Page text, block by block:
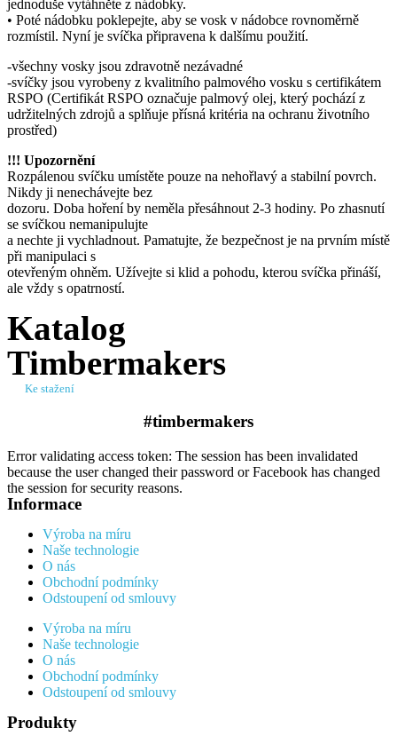
jednoduše vytáhněte z nádobky.
• Poté nádobku poklepejte, aby se vosk v nádobce rovnoměrně
rozmístil. Nyní je svíčka připravena k dalšímu použití.
-všechny vosky jsou zdravotně nezávadné
-svíčky jsou vyrobeny z kvalitního palmového vosku s certifikátem
RSPO (Certifikát RSPO označuje palmový olej, který pochází z
udržitelných zdrojů a splňuje přísná kritéria na ochranu životního
prostřed)
!!! Upozornění
Rozpálenou svíčku umístěte pouze na nehořlavý a stabilní povrch.
Nikdy ji nenechávejte bez
dozoru. Doba hoření by neměla přesáhnout 2-3 hodiny. Po zhasnutí
se svíčkou nemanipulujte
a nechte ji vychladnout. Pamatujte, že bezpečnost je na prvním místě
při manipulaci s
otevřeným ohněm. Užívejte si klid a pohodu, kterou svíčka přináší,
ale vždy s opatrností.
Katalog
Timbermakers
Ke stažení
#timbermakers​
Error validating access token: The session has been invalidated
because the user changed their password or Facebook has changed
the session for security reasons.
Informace
Výroba na míru
Naše technologie
O nás
Obchodní podmínky
Odstoupení od smlouvy
Výroba na míru
Naše technologie
O nás
Obchodní podmínky
Odstoupení od smlouvy
Produkty